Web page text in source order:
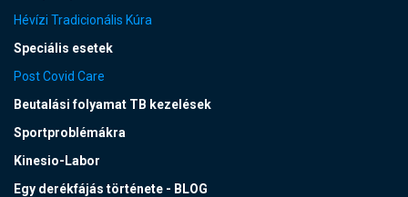
Hévízi Tradicionális Kúra
Speciális esetek
Post Covid Care
Beutalási folyamat TB kezelések
Sportproblémákra
Kinesio-Labor
Egy derékfájás története - BLOG